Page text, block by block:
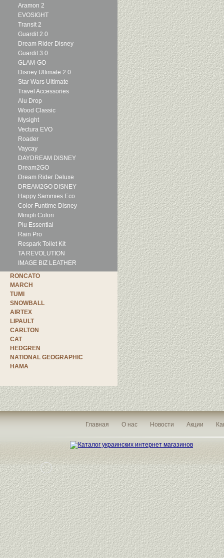
Aramon 2
EVOSIGHT
Transit 2
Guardit 2.0
Dream Rider Disney
Guardit 3.0
GLAM-GO
Disney Ultimate 2.0
Star Wars Ultimate
Travel Accessories
Alu Drop
Wood Classic
Mysight
Vectura EVO
Roader
Vaycay
DAYDREAM DISNEY
Dream2GO
Dream Rider Deluxe
DREAM2GO DISNEY
Happy Sammies Eco
Color Funtime Disney
Minipli Colori
Plu Essential
Rain Pro
Respark Toilet Kit
TA REVOLUTION
IMAGE BIZ LEATHER
RONCATO
MARCH
TUMI
SNOWBALL
AIRTEX
LIPAULT
CARLTON
CAT
HEDGREN
NATIONAL GEOGRAPHIC
HAMA
Главная О нас Новости Акции